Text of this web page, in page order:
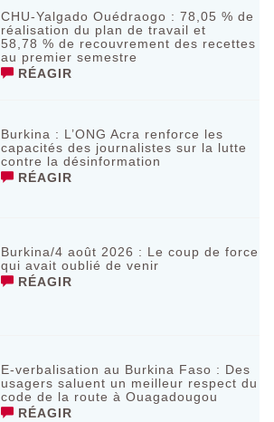
CHU-Yalgado Ouédraogo : 78,05 % de
réalisation du plan de travail et
58,78 % de recouvrement des recettes
au premier semestre
RÉAGIR
Burkina : L’ONG Acra renforce les
capacités des journalistes sur la lutte
contre la désinformation
RÉAGIR
Burkina/4 août 2026 : Le coup de force
qui avait oublié de venir
RÉAGIR
E-verbalisation au Burkina Faso : Des
usagers saluent un meilleur respect du
code de la route à Ouagadougou
RÉAGIR